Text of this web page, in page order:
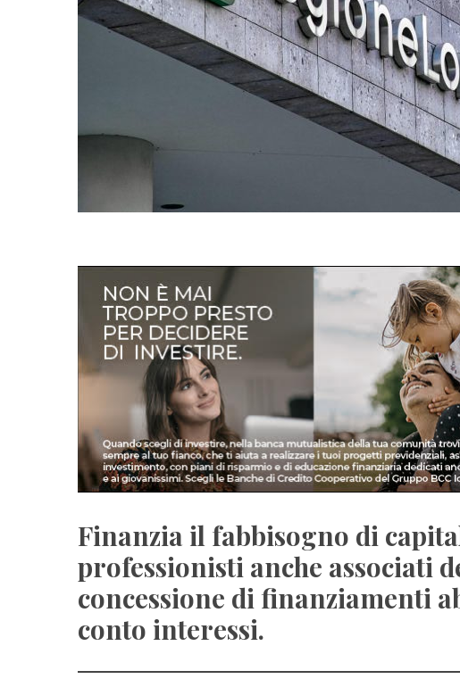
Finanzia il fabbisogno di
professionisti anche associati
concessione di finanziamenti
conto interessi.